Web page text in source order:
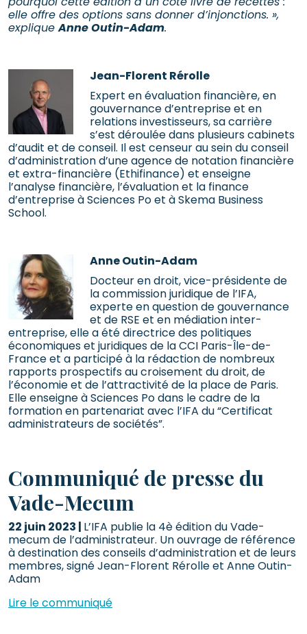
elle offre des options sans donner d’injonctions. »,
expliqueAnne Outin-Adam.
Jean-Florent Rérolle
Expert en évaluation financière, en
gouvernance d’entreprise et en
relations investisseurs, sa carrière
s’est déroulée dans plusieurs cabinets
d’audit et de conseil. Il est censeur au sein du conseil
d’administration d’une agence de notation financière
et extra-financière (Ethifinance) et enseigne
l’analyse financière, l’évaluation et la finance
d’entreprise à Sciences Po et à Skema Business
School.
Anne Outin-Adam
Docteur en droit, vice-présidente de
la commission juridique de l’IFA,
experte en question de gouvernance
et de RSE et en médiation inter-
entreprise, elle a été directrice des politiques
économiques et juridiques de la CCI Paris-Île-de-
France et a participé à la rédaction de nombreux
rapports prospectifs au croisement du droit, de
l’économie et de l’attractivité de la place de Paris.
Elle enseigne à Sciences Po dans le cadre de la
formation en partenariat avec l’IFA du “Certificat
administrateurs de sociétés”.
Communiqué de presse du
Vade-Mecum
22 juin 2023 | L’IFA publie la 4è édition du Vade-
mecum de l’administrateur. Un ouvrage de référence
à destination des conseils d’administration et de leurs
membres, signé Jean-Florent Rérolle et Anne Outin-
Adam
Lire le communiqué